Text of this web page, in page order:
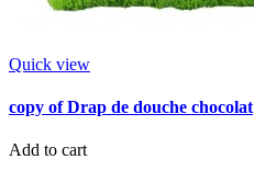
Quick view
copy of Drap de douche chocolat
Add to cart